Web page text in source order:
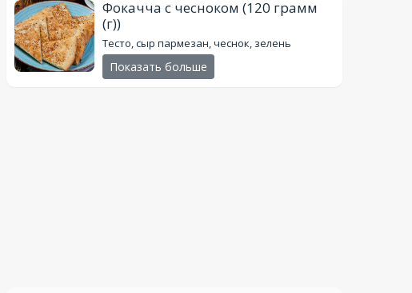
Фокачча с чесноком (120 грамм
(г))
Тесто, сыр пармезан, чеснок, зелень
Показать больше